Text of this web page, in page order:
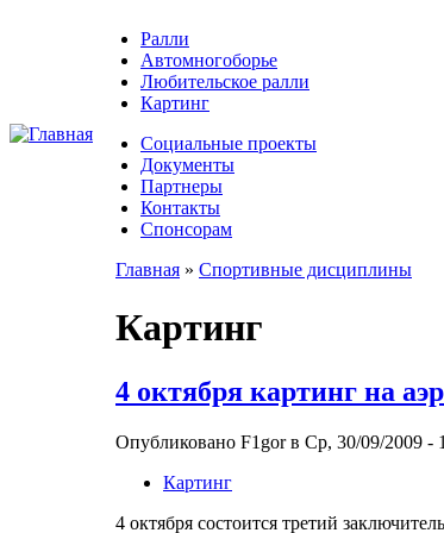
Ралли
Автомногоборье
Любительское ралли
Картинг
Социальные проекты
Документы
Партнеры
Контакты
Спонсорам
Главная » Спортивные дисциплины
Картинг
4 октября картинг на
Опубликовано F1gor в Ср, 30/09/2009 -
Картинг
4 октября состоится третий